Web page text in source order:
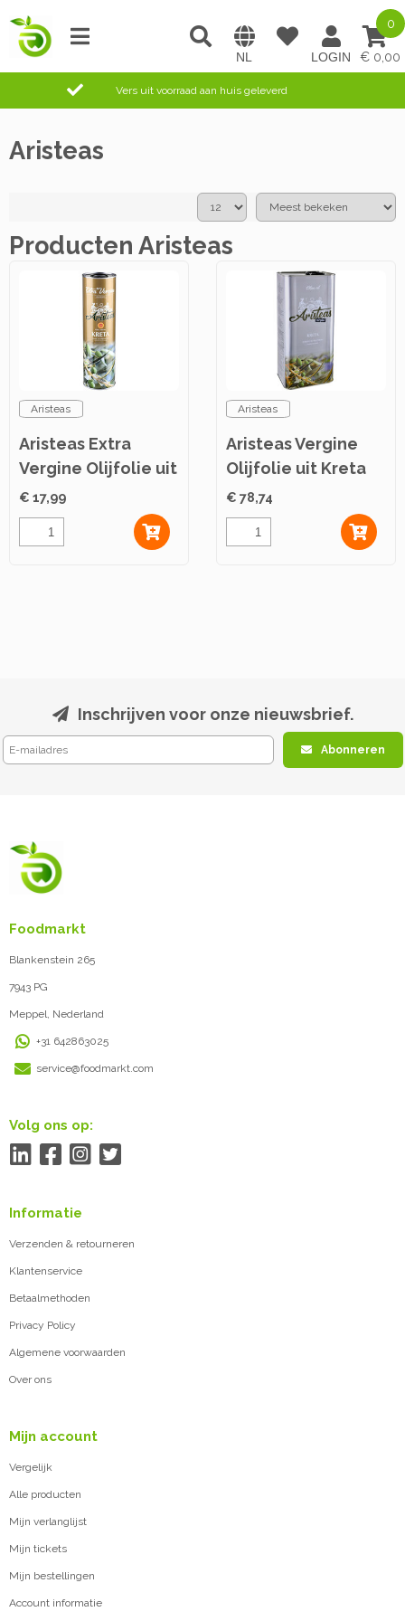
0,00
0
Vers uit voorraad aan huis geleverd
Aristeas
Producten Aristeas
Aristeas
Aristeas Extra
Vergine Olijfolie uit
Kreta P.D.O. 1L
€ 17,99
Aristeas
Aristeas Vergine
Olijfolie uit Kreta
P.D.O. 5L
€ 78,74
Inschrijven voor onze nieuwsbrief.
Abonneren
Foodmarkt
Blankenstein 265
7943 PG
Meppel, Nederland
+31 642863025
service@foodmarkt.com
Volg ons op:
Informatie
Verzenden & retourneren
Klantenservice
Betaalmethoden
Privacy Policy
Algemene voorwaarden
Over ons
Mijn account
Vergelijk
Alle producten
Mijn verlanglijst
Mijn tickets
Mijn bestellingen
Account informatie